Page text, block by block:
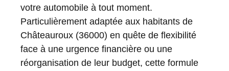
votre automobile à tout moment.
Particulièrement adaptée aux habitants de
Châteauroux (36000) en quête de flexibilité
face à une urgence financière ou une
réorganisation de leur budget, cette formule